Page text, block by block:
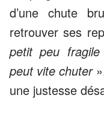
d’une chute
retrouver ses
petit peu
peut vite chuter
une justesse